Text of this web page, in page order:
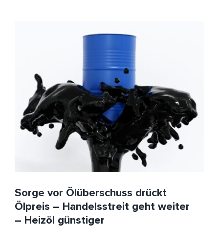
Sorge vor Ölüberschuss drückt Ölpreis – Handelsstreit
geht weiter – Heizöl günstiger
China HeizölNews IEA USA Zinspolitik Zollstreit
Sorge vor Ölüberschuss drückt
Ölpreis – Handelsstreit geht weiter
– Heizöl günstiger